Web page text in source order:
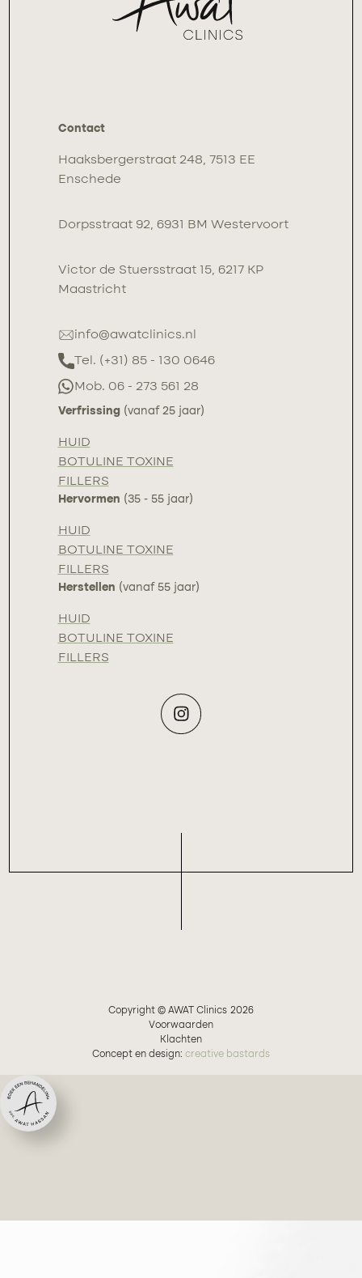
Contact
Haaksbergerstraat 248, 7513 EE
Enschede
Dorpsstraat 92, 6931 BM Westervoort
Victor de Stuersstraat 15, 6217 KP
Maastricht
info@awatclinics.nl
Tel. (+31) 85 - 130 0646
Mob. 06 - 273 561 28
Verfrissing (vanaf 25 jaar)
HUID
BOTULINE TOXINE
FILLERS
Hervormen (35 - 55 jaar)
HUID
BOTULINE TOXINE
FILLERS
Herstellen (vanaf 55 jaar)
HUID
BOTULINE TOXINE
FILLERS
Copyright © AWAT Clinics 2026
Voorwaarden
Klachten
Concept en design: creative bastards